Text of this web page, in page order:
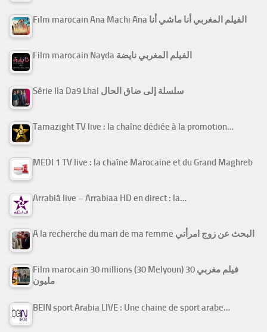
Film marocain Ana Machi Ana الفيلم المغربي أنا ماشي أنا
Film marocain Nayda الفيلم المغربي نايضة
Série Ila Da9 Lhal سلسلة إلى ضاق الحال
Tamazight TV live : la chaîne dédiée à la promotion…
MEDI 1 TV live : la chaîne Marocaine et du Grand Maghreb
Arrabiâ live – Arrabiaa HD en direct : la…
A la recherche du mari de ma femme البحث عن زوج امرأتي
Film marocain 30 millions (30 Melyoun) فيلم مغربي 30
مليون
BEIN sport Arabia LIVE : Une chaine de sport arabe…